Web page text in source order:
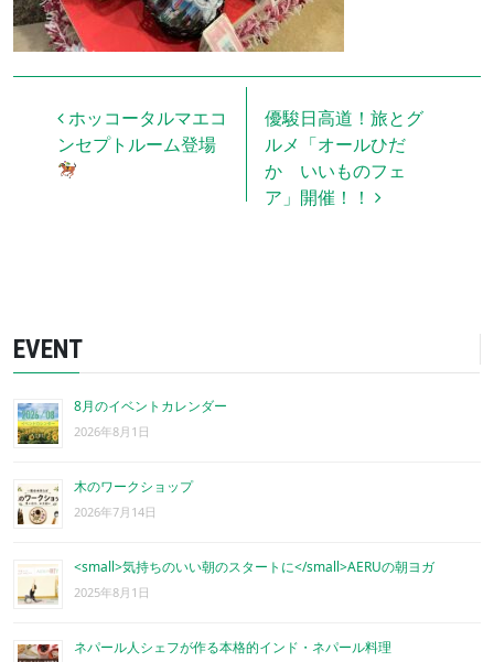
投稿ナビゲーション
ホッコータルマエコ
ンセプトルーム登場
優駿日高道！旅とグ
ルメ「オールひだ
か いいものフェ
ア」開催！！
EVENT
8月のイベントカレンダー
2026年8月1日
木のワークショップ
2026年7月14日
<small>気持ちのいい朝のスタートに</small>AERUの朝ヨガ
2025年8月1日
ネパール人シェフが作る本格的インド・ネパール料理